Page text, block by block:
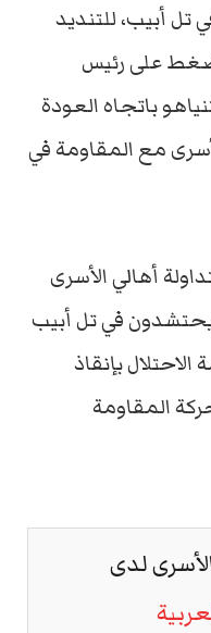
أبيب، للتنديد
على رئيس
باتجاه العودة
مع المقاومة في
أهالي الأسرى
في تل أبيب
بإنقاذ
المقاومة
لدى